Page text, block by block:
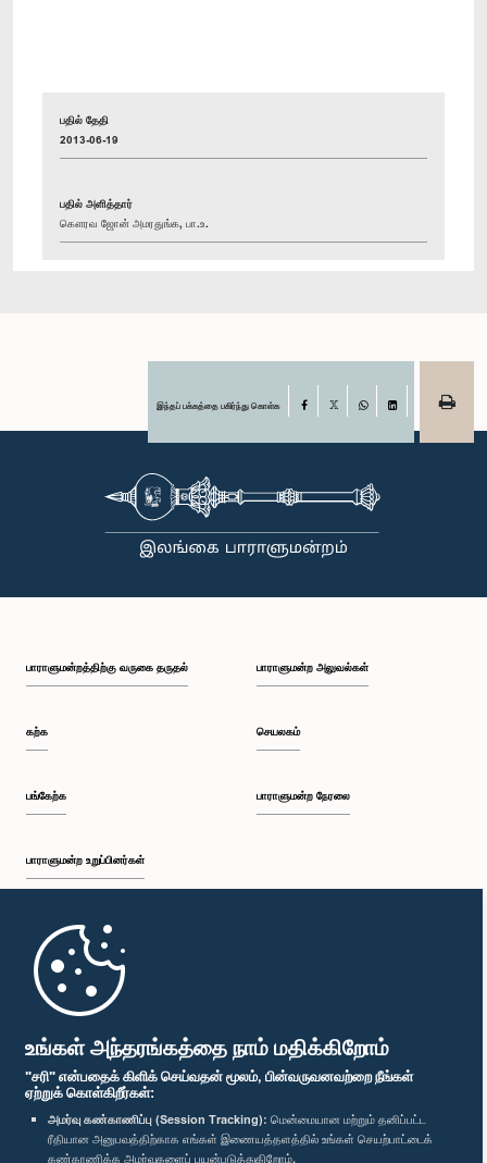
உங்கள் அந்தரங்கத்தை நாம் மதிக்கிறோம்
"சரி" என்பதைக் கிளிக் செய்வதன் மூலம், பின்வருவனவற்றை நீங்கள்
ஏற்றுக் கொள்கிறீர்கள்:
அமர்வு கண்காணிப்பு (Session Tracking): மென்மையான மற்றும் தனிப்பட்ட
ரீதியான அனுபவத்திற்காக எங்கள் இணையத்தளத்தில் உங்கள் செயற்பாட்டைக்
கண்காணிக்க அமர்வுகளைப் பயன்படுத்துகிறோம்.
பதில் தேதி
2013-06-19
பதில் அளித்தார்
கௌரவ ஜோன் அமரதுங்க, பா.உ.
இந்தப் பக்கத்தை பகிர்ந்து கொள்க Facebook
பாராளுமன்றத்திற்கு வருகை தருதல்
கற்க
பங்கேற்க
பாராளுமன்ற உறுப்பினர்கள்
முதற்பக்கம்
பாராளுமன்ற அலுவல்கள்
செயலகம்
பாராளுமன்ற நேரலை
பாராளுமன்ற கையடக்க செயலி
எம்மை பின்தொடர்க :